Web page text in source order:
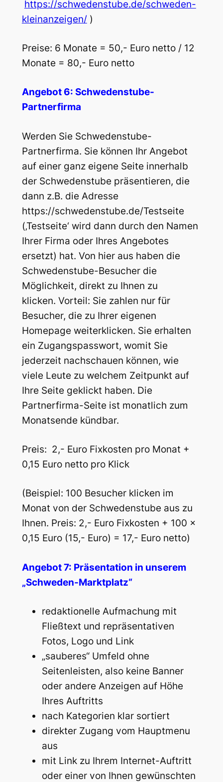
https://schwedenstube.de/schweden-
kleinanzeigen/)
Preise: 6 Monate = 50,- Euro netto / 12
Monate = 80,- Euro netto
Angebot 6: Schwedenstube-
Partnerfirma
Werden Sie Schwedenstube-
Partnerfirma. Sie können Ihr Angebot
auf einer ganz eigene Seite innerhalb
der Schwedenstube präsentieren, die
dann z.B. die Adresse
https://schwedenstube.de/Testseite
(‚Testseite‘ wird dann durch den Namen
Ihrer Firma oder Ihres Angebotes
ersetzt) hat. Von hier aus haben die
Schwedenstube-Besucher die
Möglichkeit, direkt zu Ihnen zu
klicken. Vorteil: Sie zahlen nur für
Besucher, die zu Ihrer eigenen
Homepage weiterklicken. Sie erhalten
ein Zugangspasswort, womit Sie
jederzeit nachschauen können, wie
viele Leute zu welchem Zeitpunkt auf
Ihre Seite geklickt haben. Die
Partnerfirma-Seite ist monatlich zum
Monatsende kündbar.
Preis: 2,- Euro Fixkosten pro Monat +
0,15 Euro netto pro Klick
(Beispiel: 100 Besucher klicken im
Monat von der Schwedenstube aus zu
Ihnen. Preis: 2,- Euro Fixkosten + 100 x
0,15 Euro (15,- Euro) = 17,- Euro netto)
Angebot 7: Präsentation in unserem
„Schweden-Marktplatz“
redaktionelle Aufmachung mit
Fließtext und repräsentativen
Fotos, Logo und Link
„sauberes“ Umfeld ohne
Seitenleisten, also keine Banner
oder andere Anzeigen auf Höhe
Ihres Auftritts
nach Kategorien klar sortiert
direkter Zugang vom Hauptmenu
aus
mit Link zu Ihrem Internet-Auftritt
oder einer von Ihnen gewünschten